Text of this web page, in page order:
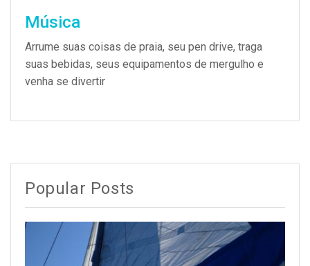
Música
Arrume suas coisas de praia, seu pen drive, traga
suas bebidas, seus equipamentos de mergulho e
venha se divertir
Popular Posts